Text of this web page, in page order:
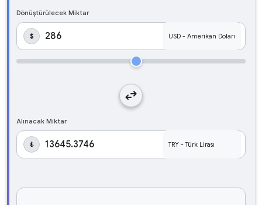
Dönüştürülecek Miktar
$
swap_horiz
Alınacak Miktar
₺